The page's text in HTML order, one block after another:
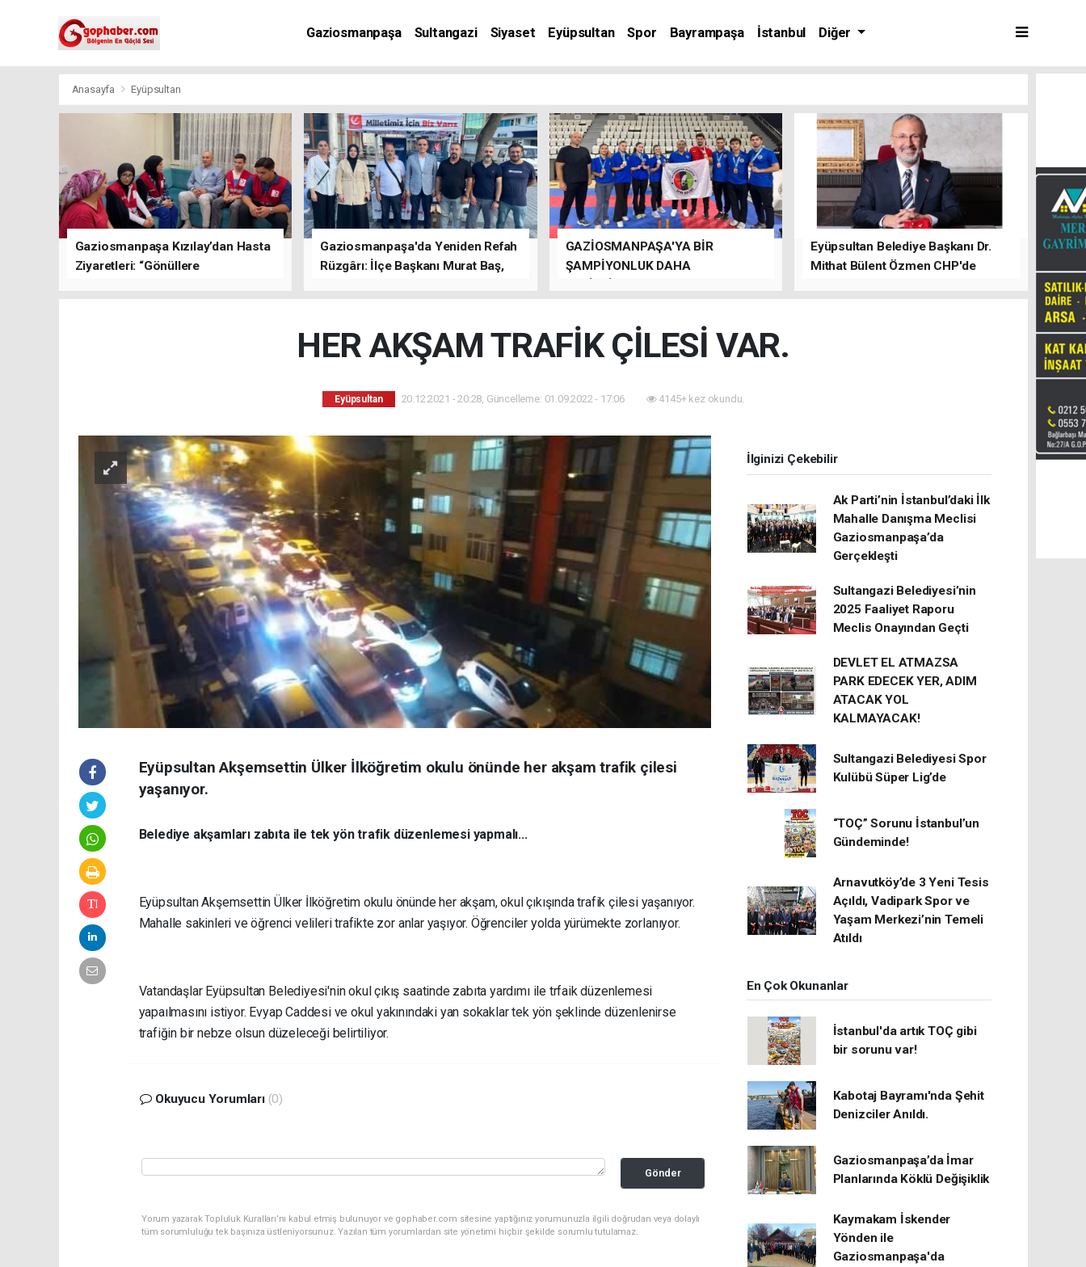
Gaziosmanpaşa Sultangazi Siyaset Eyüpsultan Spor Bayrampaşa İstanbul Diğer
Anasayfa Eyüpsultan
Gaziosmanpaşa Kızılay’dan Hasta
Ziyaretleri: “Gönüllere
Gaziosmanpaşa'da Yeniden Refah
Rüzgârı: İlçe Başkanı Murat Baş,
GAZİOSMANPAŞA'YA BİR
ŞAMPİYONLUK DAHA
Eyüpsultan Belediye Başkanı Dr.
Mithat Bülent Özmen CHP'de
HER AKŞAM TRAFİK ÇİLESİ VAR.
Eyüpsultan 20.12.2021 - 20:28, Güncelleme: 01.09.2022 - 17:06 4145+ kez okundu.
Eyüpsultan Akşemsettin Ülker İlköğretim okulu önünde her akşam trafik çilesi
yaşanıyor.
Belediye akşamları zabıta ile tek yön trafik düzenlemesi yapmalı...
Eyüpsultan Akşemsettin Ülker İlköğretim okulu önünde her akşam, okul çıkışında trafik çilesi yaşanıyor.
Mahalle sakinleri ve öğrenci velileri trafikte zor anlar yaşıyor. Öğrenciler yolda yürümekte zorlanıyor.
Vatandaşlar Eyüpsultan Belediyesi'nin okul çıkış saatinde zabıta yardımı ile trfaik düzenlemesi
yapaılmasını istiyor. Evyap Caddesi ve okul yakınındaki yan sokaklar tek yön şeklinde düzenlenirse
trafiğin bir nebze olsun düzeleceği belirtiliyor.
Okuyucu Yorumları (0)
Gönder
Yorum yazarak Topluluk Kuralları’nı kabul etmiş bulunuyor ve gophaber.com sitesine yaptığınız yorumunuzla ilgili doğrudan veya dolaylı
tüm sorumluluğu tek başınıza üstleniyorsunuz. Yazılan tüm yorumlardan site yönetimi hiçbir şekilde sorumlu tutulamaz.
İlginizi Çekebilir
Ak Parti’nin İstanbul’daki İlk
Mahalle Danışma Meclisi
Gaziosmanpaşa’da
Gerçekleşti
Sultangazi Belediyesi’nin
2025 Faaliyet Raporu
Meclis Onayından Geçti
DEVLET EL ATMAZSA
PARK EDECEK YER, ADIM
ATACAK YOL
KALMAYACAK!
Sultangazi Belediyesi Spor
Kulübü Süper Lig’de
“TOÇ” Sorunu İstanbul’un
Gündeminde!
Arnavutköy’de 3 Yeni Tesis
Açıldı, Vadipark Spor ve
Yaşam Merkezi’nin Temeli
Atıldı
En Çok Okunanlar
İstanbul'da artık TOÇ gibi
bir sorunu var!
Kabotaj Bayramı'nda Şehit
Denizciler Anıldı.
Gaziosmanpaşa’da İmar
Planlarında Köklü Değişiklik
Kaymakam İskender
Yönden ile
Gaziosmanpaşa'da